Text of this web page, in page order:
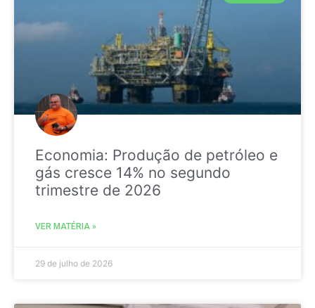
Economia: Produção de petróleo e
gás cresce 14% no segundo
trimestre de 2026
VER MATÉRIA »
29 de julho de 2026